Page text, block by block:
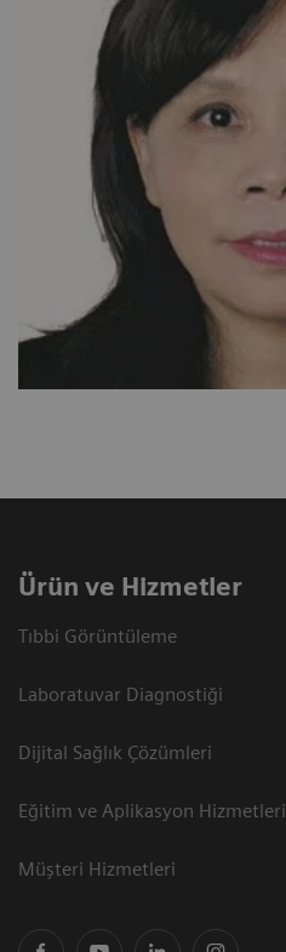
Ürün ve Hizmetler
Tıbbi Görüntüleme
Laboratuvar Diagnostiği
Dijital Sağlık Çözümleri
Eğitim ve Aplikasyon Hizmetleri
Müşteri Hizmetleri